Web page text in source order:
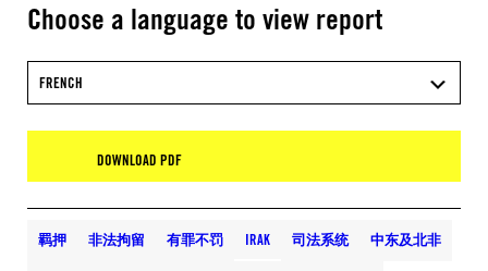
Choose a language to view report
FRENCH
DOWNLOAD PDF
羁押 非法拘留 有罪不罚 IRAK 司法系统 中东及北非